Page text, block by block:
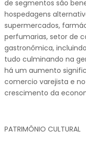
de segmentos são
hospedagens
supermercados,
perfumarias, setor de
gastronômica,
tudo culminando na
há um aumento
comercio varejista e
crescimento da
PATRIMÔNIO CULTURAL